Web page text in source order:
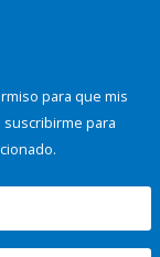
para que mis
para